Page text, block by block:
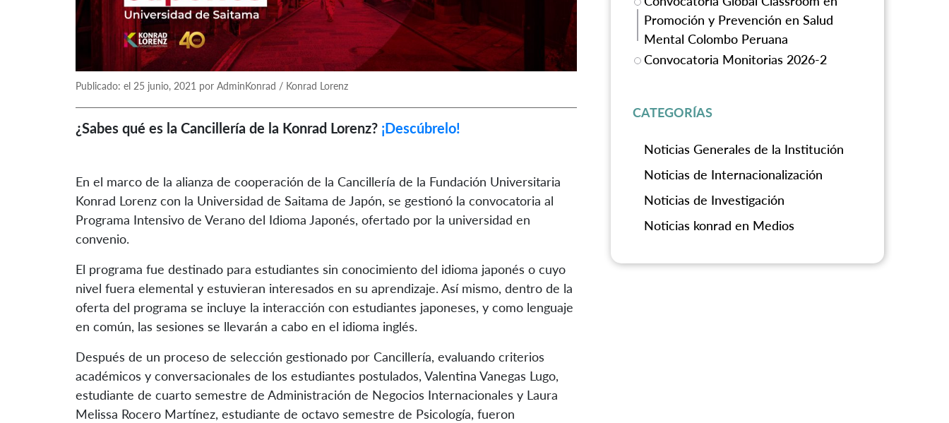
Publicado: el 25 junio, 2021 por AdminKonrad / Konrad Lorenz
¿Sabes qué es la Cancillería de la Konrad Lorenz? ¡Descúbrelo!
En el marco de la alianza de cooperación de la Cancillería de la Fundación Universitaria
Konrad Lorenz con la Universidad de Saitama de Japón, se gestionó la convocatoria al
Programa Intensivo de Verano del Idioma Japonés, ofertado por la universidad en
convenio.
El programa fue destinado para estudiantes sin conocimiento del idioma japonés o cuyo
nivel fuera elemental y estuvieran interesados en su aprendizaje. Así mismo, dentro de la
oferta del programa se incluye la interacción con estudiantes japoneses, y como lenguaje
en común, las sesiones se llevarán a cabo en el idioma inglés.
Después de un proceso de selección gestionado por Cancillería, evaluando criterios
académicos y conversacionales de los estudiantes postulados, Valentina Vanegas Lugo,
estudiante de cuarto semestre de Administración de Negocios Internacionales y Laura
Melissa Rocero Martínez, estudiante de octavo semestre de Psicología, fueron
Promoción y Prevención en Salud
Mental Colombo Peruana
Convocatoria Monitorias 2026-2
CATEGORÍAS
Noticias Generales de la Institución
Noticias de Internacionalización
Noticias de Investigación
Noticias konrad en Medios